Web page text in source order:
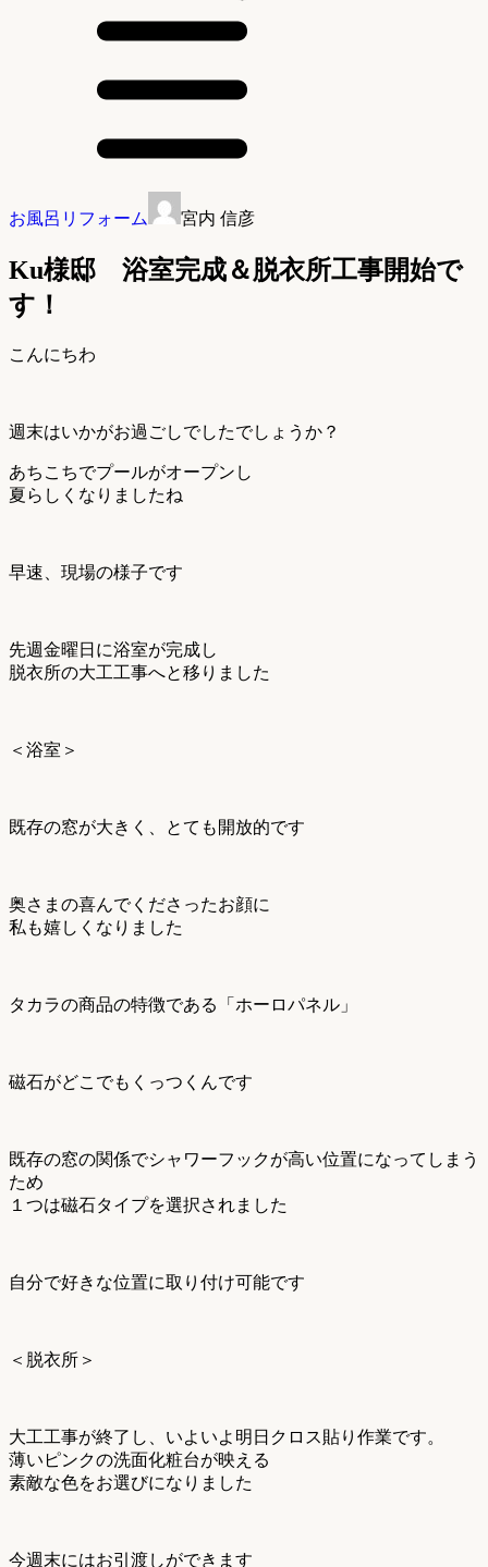
お風呂リフォーム 宮内 信彦
Ku様邸 浴室完成＆脱衣所工事開始で
す！
こんにちわ
週末はいかがお過ごしでしたでしょうか？
あちこちでプールがオープンし
夏らしくなりましたね
早速、現場の様子です
先週金曜日に浴室が完成し
脱衣所の大工工事へと移りました
＜浴室＞
既存の窓が大きく、とても開放的です
奥さまの喜んでくださったお顔に
私も嬉しくなりました
タカラの商品の特徴である「ホーロパネル」
磁石がどこでもくっつくんです
既存の窓の関係でシャワーフックが高い位置になってしまう
ため
１つは磁石タイプを選択されました
自分で好きな位置に取り付け可能です
＜脱衣所＞
大工工事が終了し、いよいよ明日クロス貼り作業です。
薄いピンクの洗面化粧台が映える
素敵な色をお選びになりました
今週末にはお引渡しができます